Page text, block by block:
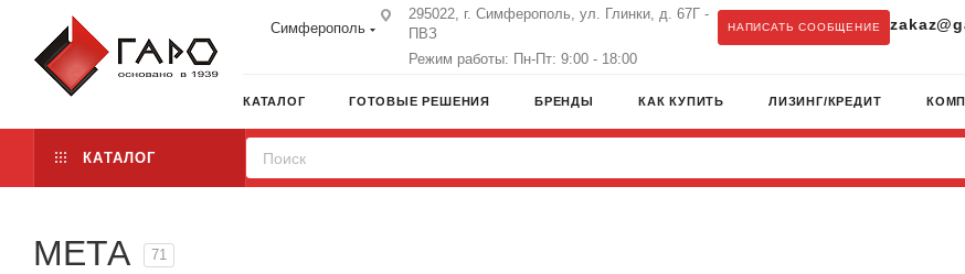
Симферополь
295022, г. Симферополь, ул. Глинки, д. 67Г -
ПВЗ
Режим работы: Пн-Пт: 9:00 - 18:00
НАПИСАТЬ СООБЩЕНИЕ
КАТАЛОГ ГОТОВЫЕ РЕШЕНИЯ БРЕНДЫ КАК КУПИТЬ ЛИЗИНГ/КРЕДИТ
КАТАЛОГ
МЕТА 71